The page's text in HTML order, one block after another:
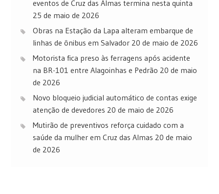
eventos de Cruz das Almas termina nesta quinta
25 de maio de 2026
Obras na Estação da Lapa alteram embarque de
linhas de ônibus em Salvador 20 de maio de 2026
Motorista fica preso às ferragens após acidente
na BR-101 entre Alagoinhas e Pedrão 20 de maio
de 2026
Novo bloqueio judicial automático de contas exige
atenção de devedores 20 de maio de 2026
Mutirão de preventivos reforça cuidado com a
saúde da mulher em Cruz das Almas 20 de maio
de 2026